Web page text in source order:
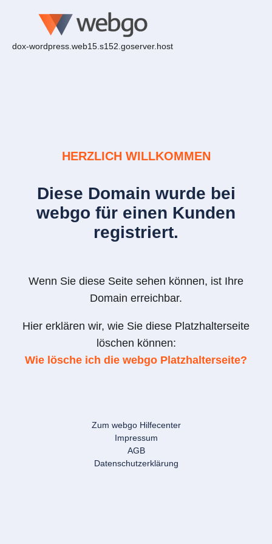
dox-wordpress.web15.s152.goserver.host
HERZLICH WILLKOMMEN
Diese Domain wurde bei
webgo für einen Kunden
registriert.
Wenn Sie diese Seite sehen können, ist Ihre
Domain erreichbar.
Hier erklären wir, wie Sie diese Platzhalterseite
löschen können:
Wie lösche ich die webgo Platzhalterseite?
Zum webgo Hilfecenter
Impressum
AGB
Datenschutzerklärung